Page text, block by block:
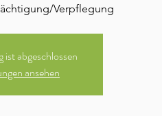
Verpflegung
abgeschlossen
ansehen